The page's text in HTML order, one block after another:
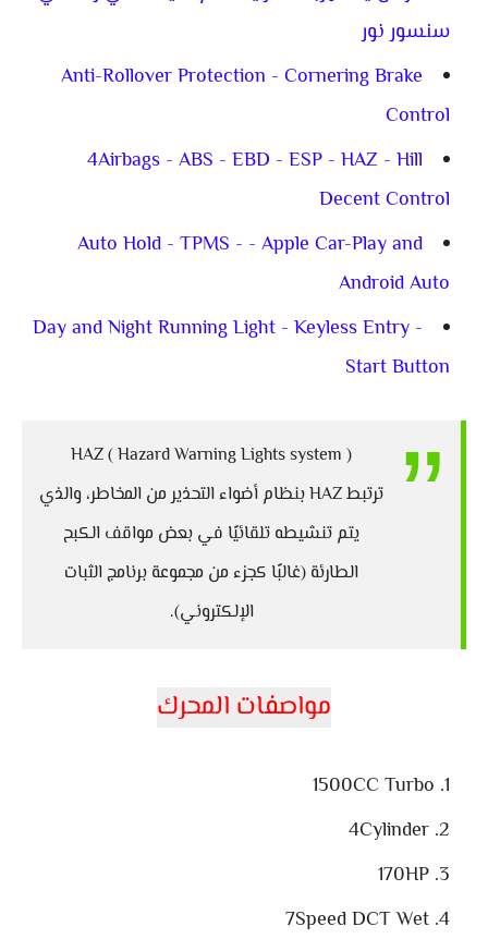
سنسور نور
Anti-Rollover Protection - Cornering Brake
Control
4Airbags - ABS - EBD - ESP - HAZ - Hill
Decent Control
Auto Hold - TPMS - - Apple Car-Play and
Android Auto
Day and Night Running Light - Keyless Entry -
Start Button
HAZ ( Hazard Warning Lights system )
ترتبط HAZ بنظام أضواء التحذير من المخاطر، والذي
يتم تنشيطه تلقائيًا في بعض مواقف الكبح
الطارئة (غالبًا كجزء من مجموعة برنامج الثبات
الإلكتروني).
مواصفات المحرك
1500CC Turbo
4Cylinder
170HP
7Speed DCT Wet